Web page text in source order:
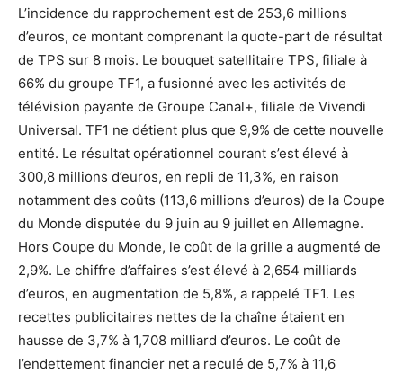
L’incidence du rapprochement est de 253,6 millions
d’euros, ce montant comprenant la quote-part de résultat
de TPS sur 8 mois. Le bouquet satellitaire TPS, filiale à
66% du groupe TF1, a fusionné avec les activités de
télévision payante de Groupe Canal+, filiale de Vivendi
Universal. TF1 ne détient plus que 9,9% de cette nouvelle
entité. Le résultat opérationnel courant s’est élevé à
300,8 millions d’euros, en repli de 11,3%, en raison
notamment des coûts (113,6 millions d’euros) de la Coupe
du Monde disputée du 9 juin au 9 juillet en Allemagne.
Hors Coupe du Monde, le coût de la grille a augmenté de
2,9%. Le chiffre d’affaires s’est élevé à 2,654 milliards
d’euros, en augmentation de 5,8%, a rappelé TF1. Les
recettes publicitaires nettes de la chaîne étaient en
hausse de 3,7% à 1,708 milliard d’euros. Le coût de
l’endettement financier net a reculé de 5,7% à 11,6